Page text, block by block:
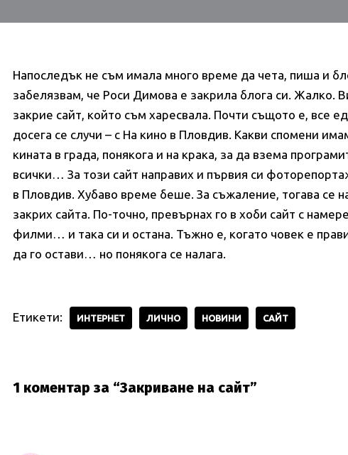
Напоследък не съм имала много време да чета, пиша и
забелязвам, че Роси Димова е закрила блога си. Жалко.
закрие сайт, който съм харесвала. Почти същото е, все
досега се случи – с На кино в Пловдив. Какви спомени
кината в града, понякога и на крака, за да взема
всички… За този сайт направих и първия си
в Пловдив. Хубаво време беше. За съжаление, тогава се
закрих сайта. По-точно, превърнах го в хоби сайт с
филми… и така си и остана. Тъжно е, когато човек е
да го остави… но понякога се налага.
Етикети: ИНТЕРНЕТ ЛИЧНО НОВИНИ САЙТ
1 коментар за “Закриване на сайт”